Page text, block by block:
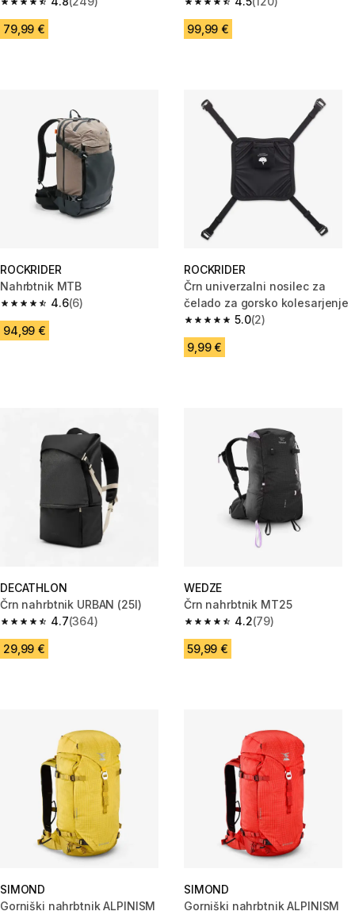
4.8 od 5 zvezdic from 249 ocene
79,99 €
4.5 od 5 zvezdic from 120
99,99 €
ROCKRIDER
Nahrbtnik MTB
4.6
4.6 od 5 zvezdic from 6 ocene
(6)
94,99 €
ROCKRIDER
Črn univerzalni nosilec za
čelado za gorsko kolesarjenje
5.0
5.0 od 5 zvezdic from 2 ocene
(2)
9,99 €
DECATHLON
Črn nahrbtnik URBAN (25l)
4.7
4.7 od 5 zvezdic from 364 ocene
(364)
29,99 €
WEDZE
Črn nahrbtnik MT25
4.2
4.2 od 5 zvezdic from 79 ocene
(79)
59,99 €
SIMOND
Gorniški nahrbtnik ALPINISM
SIMOND
Gorniški nahrbtnik ALPINISM